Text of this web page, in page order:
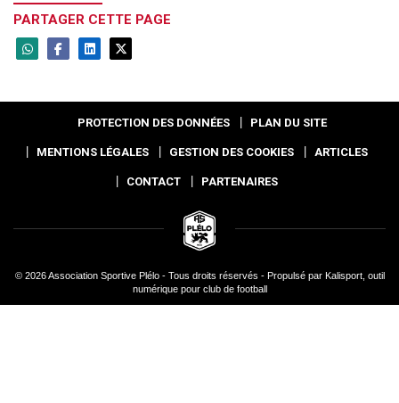
PARTAGER CETTE PAGE
PROTECTION DES DONNÉES PLAN DU SITE
MENTIONS LÉGALES GESTION DES COOKIES ARTICLES
CONTACT PARTENAIRES
© 2026 Association Sportive Plélo - Tous droits réservés - Propulsé par Kalisport, outil
numérique pour club de football